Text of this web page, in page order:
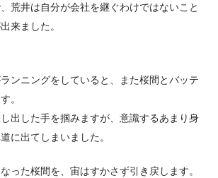
荒井は自分が会社を継ぐわけではないこと
来ました。
ンニングをしていると、また桜間とバッテ
。
出した手を掴みますが、意識するあまり身
に出てしまいました。
った桜間を、宙はすかさず引き戻します。